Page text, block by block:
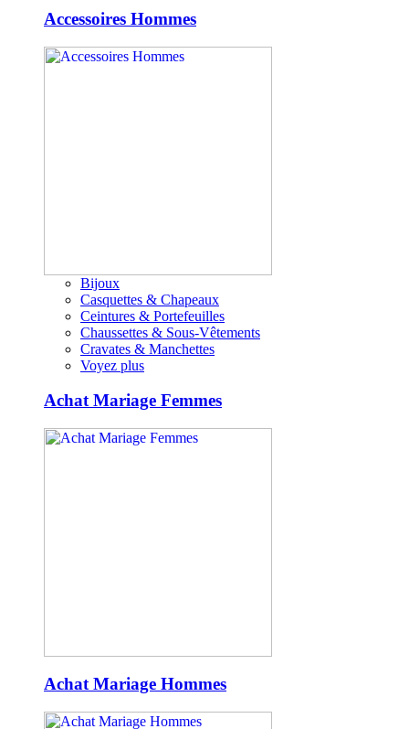
Accessoires Hommes
Bijoux
Casquettes & Chapeaux
Ceintures & Portefeuilles
Chaussettes & Sous-Vêtements
Cravates & Manchettes
Voyez plus
Achat Mariage Femmes
Achat Mariage Hommes